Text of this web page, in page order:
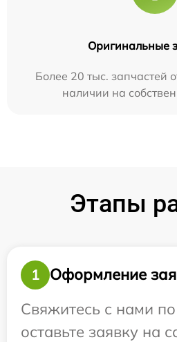
Оригинальные
Более 20 тыс. запчастей
наличии на
Этапы
1
Оформление
Свяжитесь с нами
оставьте заявку на